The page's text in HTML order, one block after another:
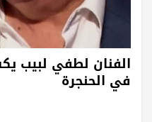
الفنان لطفي لبيب
في الحنجرة